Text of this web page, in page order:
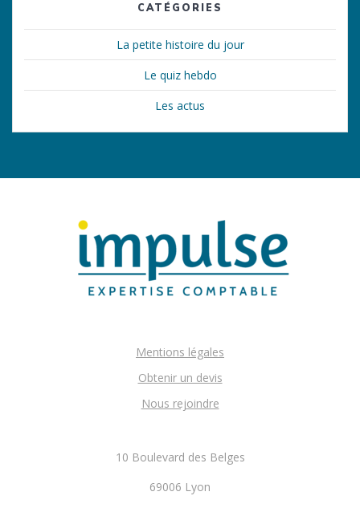
CATÉGORIES
La petite histoire du jour
Le quiz hebdo
Les actus
Mentions légales
Obtenir un devis
Nous rejoindre
10 Boulevard des Belges
69006 Lyon